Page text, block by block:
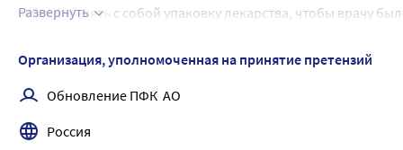
забудьте взять с собой упаковку лекарства, чтобы врачу
в связи с крайне низкой способностью кетопрофена
водой.
При случайном проглатывании больших количеств геля
Развернуть
Организация, уполномоченная на принятие претензий
Обновление ПФК  АО
Россия